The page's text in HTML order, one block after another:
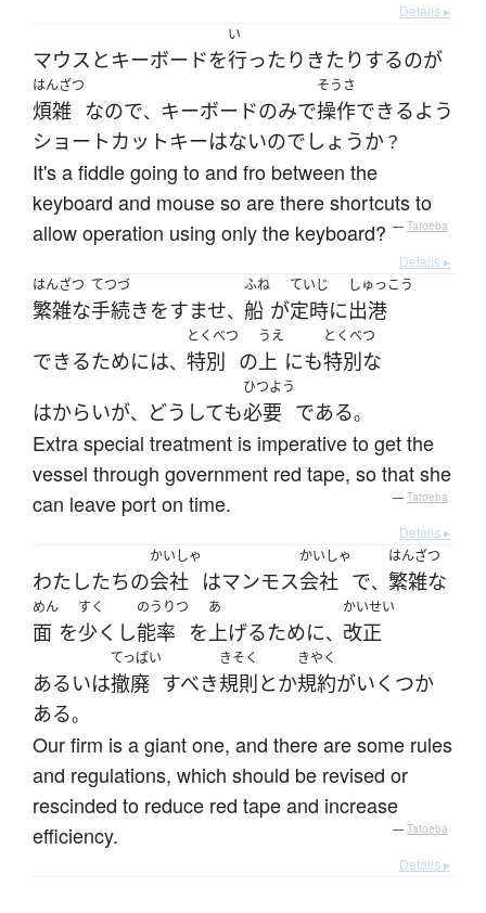
Details ▸
マウス とキーボードを
い
行ったりきたりするのが
はんざつ
煩雑 なので、 キーボードのみで
そうさ
操作できるよう
ショートカットキーはないのでしょうか？
It's a fiddle going to and fro between the
keyboard and mouse so are there shortcuts to
allow operation using only the keyboard? — Tatoeba
Details ▸
はんざつ
繁雑な
てつづ
手続きをすませ、
ふね
船 が
ていじ
定時に
しゅっこう
出港
できるためには、
とくべつ
特別 の
うえ
上 にも
とくべつ
特別な
はからいが、 どうしても
ひつよう
必要 である。
Extra special treatment is imperative to get the
vessel through government red tape, so that she
can leave port on time.
— Tatoeba
Details ▸
わたしたちの
かいしゃ
会社 はマンモス
かいしゃ
会社 で、
はんざつ
繁雑な
めん
面 を
すく
少く し
のうりつ
能率 を
あ
上げるために、
かいせい
改正
あるいは
てっぱい
撤廃 すべき
きそく
規則とか
きやく
規約がいくつか
ある。
Our firm is a giant one, and there are some rules
and regulations, which should be revised or
rescinded to reduce red tape and increase
efficiency.
— Tatoeba
Details ▸